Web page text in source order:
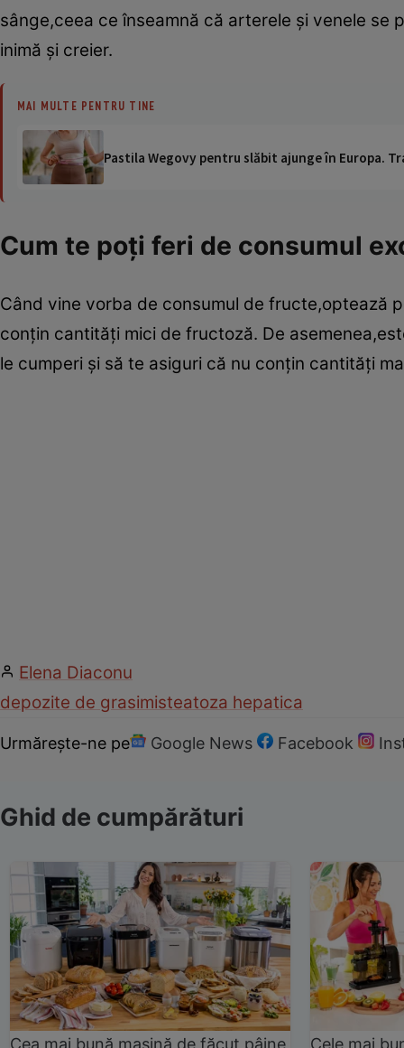
sânge,ceea ce înseamnă că arterele şi venele
inimă şi creier.
MAI MULTE PENTRU TINE
Pastila Wegovy pentru slăbit ajunge în Europa.
Cum te poţi feri de consumul
Când vine vorba de consumul de fructe,optează
conţin cantităţi mici de fructoză. De
le cumperi şi să te asiguri că nu conţin cantităţi
Elena Diaconu
depozite de grasimisteatoza hepatica
Urmărește-ne pe Google News Facebook
Ghid de cumpărături
Cea mai bună mașină de făcut pâine Cele mai